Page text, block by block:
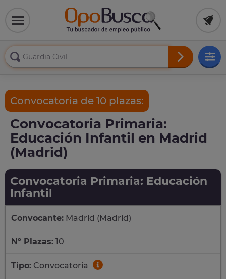
Convocatoria de 10 plazas:
Convocatoria Primaria:
Educación Infantil en Madrid
(Madrid)
Convocatoria Primaria: Educación
Infantil
Convocante: Madrid (Madrid)
Nº Plazas: 10
Tipo: Convocatoria